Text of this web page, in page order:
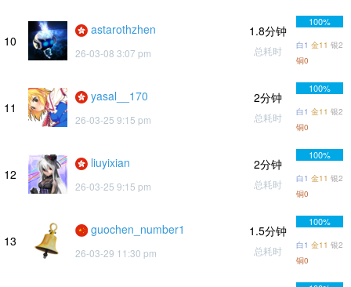
10
astarothzhen
26-03-08 3:07 pm
1.8分钟
总耗时
100%
白1 金11 银2
铜0
11
yasal__170
26-03-25 9:15 pm
2分钟
总耗时
100%
白1 金11 银2
铜0
12
liuyixian
26-03-25 9:15 pm
2分钟
总耗时
100%
白1 金11 银2
铜0
13
guochen_number1
26-03-29 11:30 pm
1.5分钟
总耗时
100%
白1 金11 银2
铜0